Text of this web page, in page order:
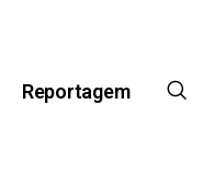
Reportagem